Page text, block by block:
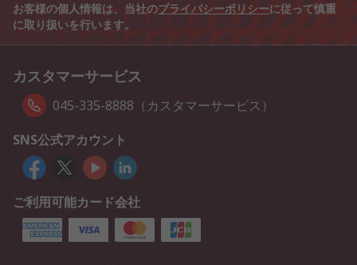
お客様の個人情報は、当社のプライバシーポリシーに従って慎重
に取り扱いを行います。
カスタマーサービス
045-335-8888（カスタマーサービス）
SNS公式アカウント
ご利用可能カード会社